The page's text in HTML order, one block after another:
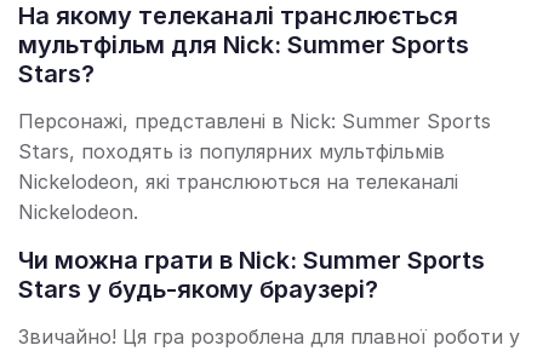
На якому телеканалі транслюється
мультфільм для Nick: Summer Sports
Stars?
Персонажі, представлені в Nick: Summer Sports
Stars, походять із популярних мультфільмів
Nickelodeon, які транслюються на телеканалі
Nickelodeon.
Чи можна грати в Nick: Summer Sports
Stars у будь-якому браузері?
Звичайно! Ця гра розроблена для плавної роботи у